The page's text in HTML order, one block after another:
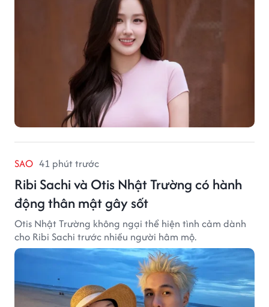
SAO 41 phút trước
Ribi Sachi và Otis Nhật Trường có hành
động thân mật gây sốt
Otis Nhật Trường không ngại thể hiện tình cảm dành
cho Ribi Sachi trước nhiều người hâm mộ.